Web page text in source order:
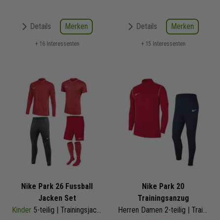
Details Merken
+ 16 Interessenten
Details Merken
+ 15 Interessenten
Nike Park 26 Fussball
Jacken Set
Kinder 5-teilig | Trainingsjacke Trainingshose Trainingsshirt Short Fussballsocken | Fußball Komplettset
Nike Park 20
Trainingsanzug